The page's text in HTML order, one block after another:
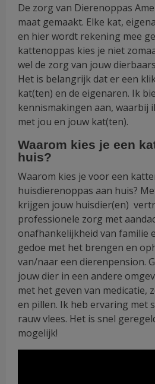
De zorg van Dierenoppas
maat gemaakt. Elke kat,
en hier wordt rekening mee
kattenoppas kies je niet
wel de zorg van jouw
Het is belangrijk dat er een
kat(ten) en de eigenaren. Ik
kennismakingen aan, waarbij
met jou en jouw kat(ten).
Waarom kies je een
huis?
Waarom kies je voor een
huisdierenoppas aan huis?
krijgen jouw huisdier(en)
professionele zorg met
onafhankelijkheid van familie
gedoe met het brengen en
van/naar een dierenpension.
jouw dier in een andere
met het geven van medicatie,
en pillen. Ik heb ervaring met
rauw vlees. Het is snel
mogelijk!